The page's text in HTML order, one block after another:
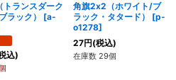
トランスダーク
ラック）
[a-
込)
角旗2x2（ホワイト/ブ
ラック・タタード）
[p-
o1278]
27円(税込)
在庫数 29個